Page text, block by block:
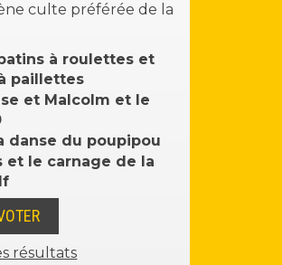
culte préférée de la
à roulettes et
paillettes
et Malcolm et le
danse du poupipou
et le carnage de la
résultats